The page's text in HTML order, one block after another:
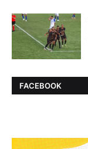
FACEBOOK